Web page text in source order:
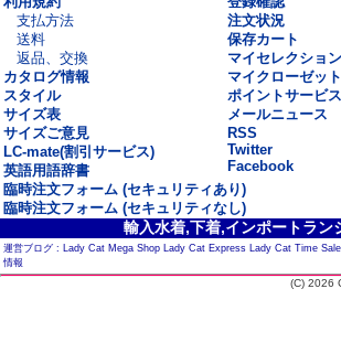
支払方法
送料
返品、交換
カタログ情報
スタイル
サイズ表
サイズご意見
LC-mate(割引サービス)
英語用語辞書
注文状況
保存カート
マイセレクション
マイクローゼット
ポイントサービス
メールニュース
RSS
Twitter
Facebook
臨時注文フォーム (セキュリティあり)
臨時注文フォーム (セキュリティなし)
輸入水着,下着,インポートラ
運営ブログ : Lady Cat Mega Shop Lady Cat Express Lady Cat Time Sale
情報
(C) 2026